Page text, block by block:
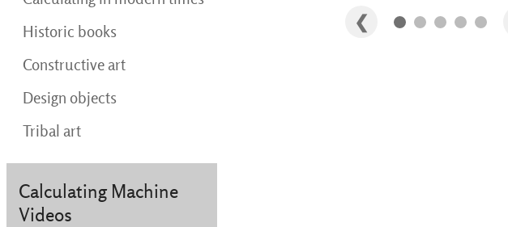
Historic books
Constructive art
Design objects
Tribal art
Calculating Machine
Videos